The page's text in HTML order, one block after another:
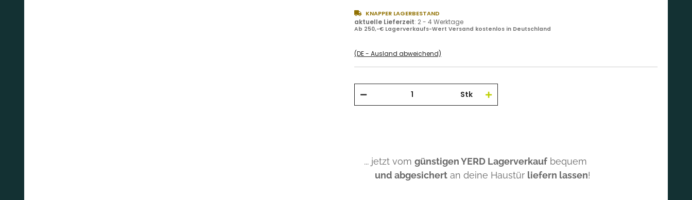
KNAPPER LAGERBESTAND
aktuelle Lieferzeit: 2 - 4 Werktage
Ab 250,-€ Lagerverkaufs-Wert Versand kostenlos in Deutschland
(DE - Ausland abweichend)
Stk
... jetzt vom günstigen YERD Lagerverkauf bequem
und abgesichert an deine Haustür liefern lassen!